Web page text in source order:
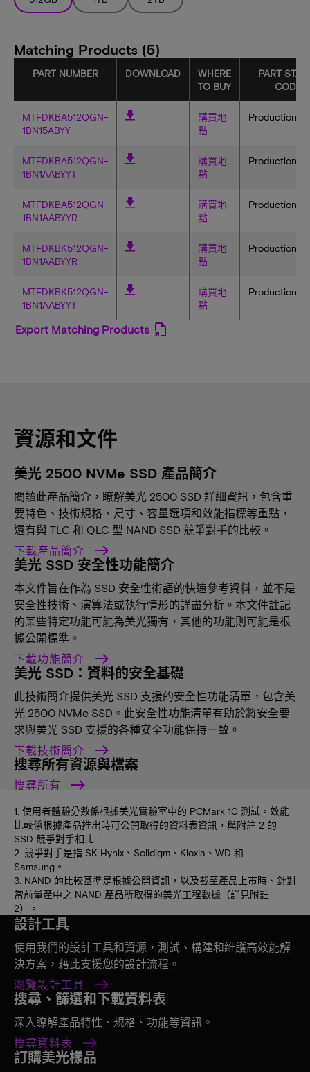
Matching Products (5)
PART NUMBER DOWNLOAD
WHERE
TO BUY
PART
CODE
MTFDKBA512QGN-
1BN15ABYY
購買地
點
Production
MTFDKBA512QGN-
1BN1AABYYT
購買地
點
Production
MTFDKBA512QGN-
1BN1AABYYR
購買地
點
Production
MTFDKBK512QGN-
1BN1AABYYR
購買地
點
Production
MTFDKBK512QGN-
1BN1AABYYT
購買地
點
Production
Export Matching Products
資源和文件
美光 2500 NVMe SSD 產品簡介
閱讀此產品簡介，瞭解美光 2500 SSD 詳細資訊，包含重
要特色、技術規格、尺寸、容量選項和效能指標等重點，
還有與 TLC 和 QLC 型 NAND SSD 競爭對手的比較。
下載產品簡介
美光 SSD 安全性功能簡介
本文件旨在作為 SSD 安全性術語的快速參考資料，並不是
安全性技術、演算法或執行情形的詳盡分析。本文件註記
的某些特定功能可能為美光獨有，其他的功能則可能是根
據公開標準。
下載功能簡介
美光 SSD：資料的安全基礎
此技術簡介提供美光 SSD 支援的安全性功能清單，包含美
光 2500 NVMe SSD。此安全性功能清單有助於將安全要
求與美光 SSD 支援的各種安全功能保持一致。
下載技術簡介
搜尋所有資源與檔案
搜尋所有
1. 使用者體驗分數係根據美光實驗室中的 PCMark 10 測試。效能
比較係根據產品推出時可公開取得的資料表資訊，與附註 2 的
SSD 競爭對手相比。
2. 競爭對手是指 SK Hynix、Solidigm、Kioxia、WD 和
Samsung。
3. NAND 的比較基準是根據公開資訊，以及截至產品上市時、針對
當前量產中之 NAND 產品所取得的美光工程數據（詳見附註
2）。
設計工具
使用我們的設計工具和資源，測試、構建和維護高效能解
決方案，藉此支援您的設計流程。
瀏覽設計工具
搜尋、篩選和下載資料表
深入瞭解產品特性、規格、功能等資訊。
搜尋資料表
訂購美光樣品